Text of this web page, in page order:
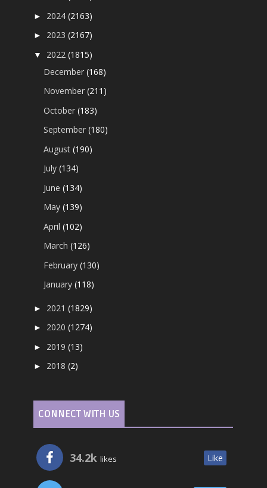
► 2024(2163)
► 2023(2167)
▼ 2022(1815)
December(168)
November(211)
October(183)
September(180)
August(190)
July(134)
June(134)
May(139)
April(102)
March(126)
February(130)
January(118)
► 2021(1829)
► 2020(1274)
► 2019(13)
► 2018(2)
CONNECT WITH US
34.2k likes Like